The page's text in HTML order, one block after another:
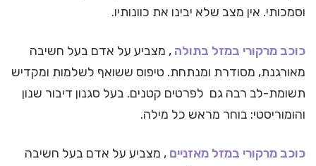
וסמכותי. אין מצב שלא יבינו את כוונותיו.
כוכב מרקורי במזל בתולה , מצביע על אדם בעל חשיבה
מאורגנת, מסודרת ומנתחת. טיפוס ששואף לשלמות ומקדיש
תשומת-לב רבה גם לפרטים קטנים. בעל סגנון דיבור שנון
והומוריסטי: בוחר מראש כל מילה.
כוכב מרקורי במזל מאזניים , מצביע על אדם בעל חשיבה